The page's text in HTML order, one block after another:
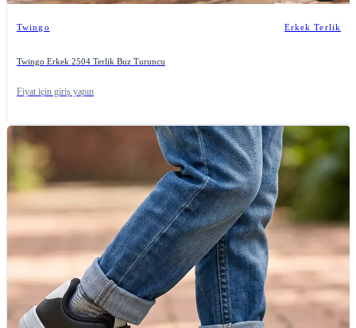
Twingo Erkek Terlik
Twingo Erkek 2504 Terlik Buz Turuncu
Fiyat için giriş yapın